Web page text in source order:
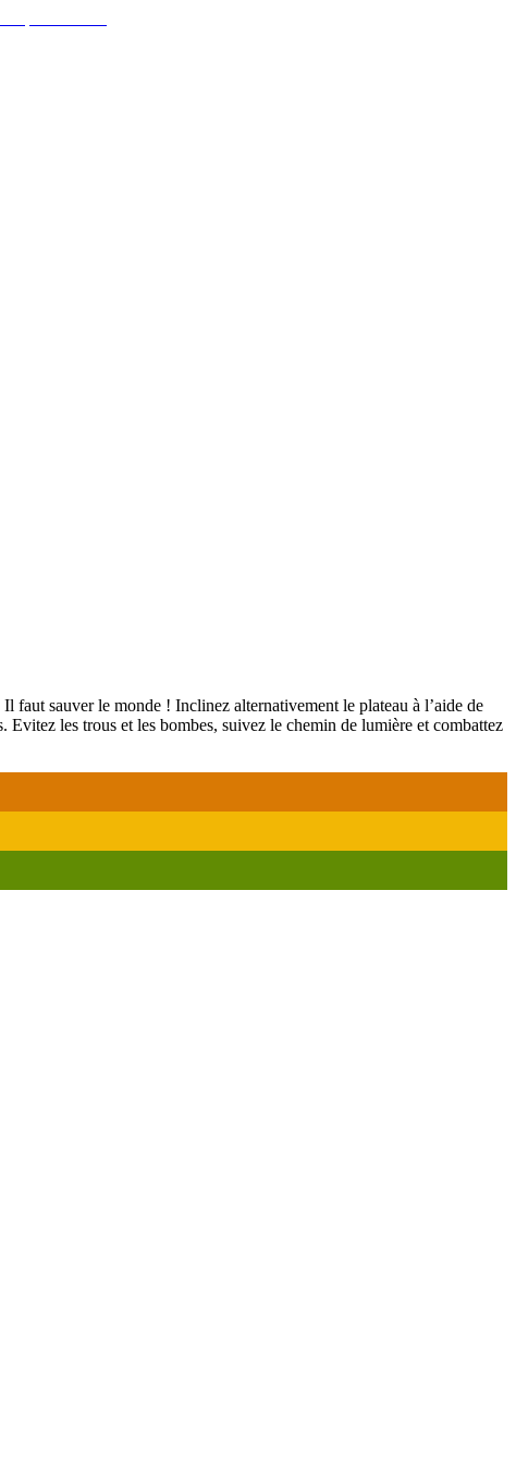
faut sauver le monde ! Inclinez alternativement le plateau à l’aide de
Evitez les trous et les bombes, suivez le chemin de lumière et combattez